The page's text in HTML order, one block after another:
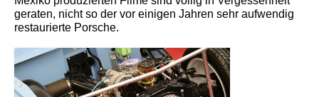
geraten, nicht so der vor einigen Jahren sehr aufwendig
restaurierte Porsche.